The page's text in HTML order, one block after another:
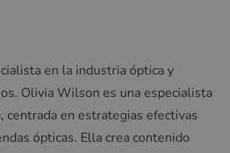
en la industria óptica y
Olivia Wilson es una especialista
centrada en estrategias efectivas
ópticas. Ella crea contenido